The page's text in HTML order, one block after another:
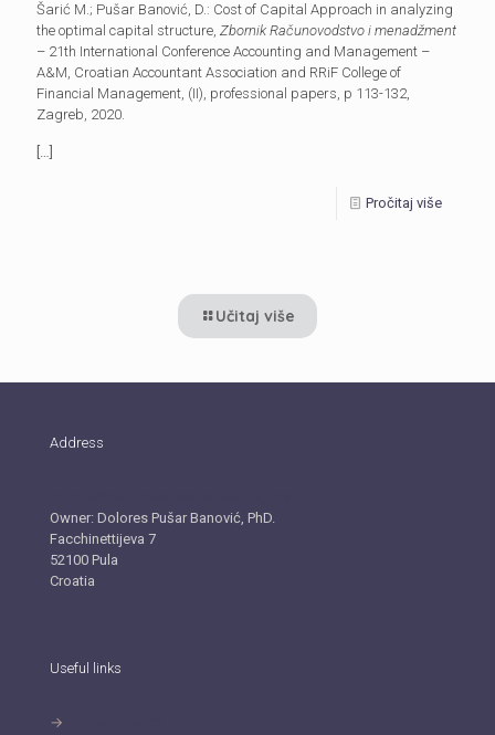
Šarić M.; Pušar Banović, D.: Cost of Capital Approach in analyzing
the optimal capital structure, Zbornik Računovodstvo i menadžment
– 21th International Conference Accounting and Management –
A&M, Croatian Accountant Association and RRiF College of
Financial Management, (II), professional papers, p 113-132,
Zagreb, 2020.
[…]
Pročitaj više
Učitaj više
Address
Owner: Dolores Pušar Banović, PhD.
Facchinettijeva 7
52100 Pula
Croatia
Useful links
→